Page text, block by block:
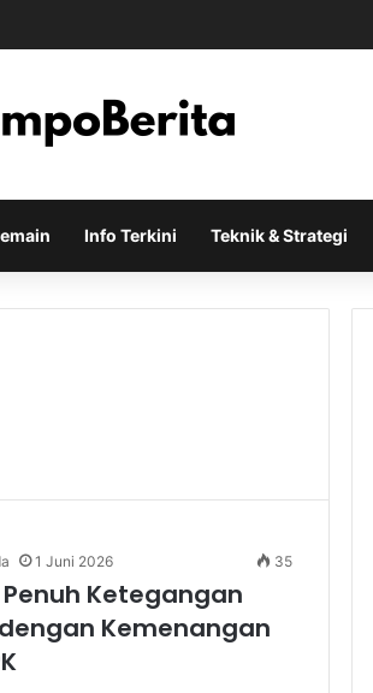
Saat Tottenham Enggan Lepas Sang Kapten
Info Terkini Teknik & Strategi
1 Juni 2026 35
Penuh Ketegangan
Kemenangan